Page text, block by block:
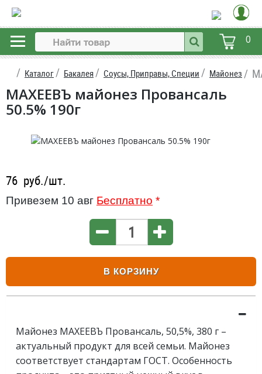
0
Каталог Бакалея Соусы, Приправы, Специи Майонез
МАХЕЕВЪ майонез Провансаль
50.5% 190г
76 руб./шт.
Привезем 10 авг Бесплатно *
В КОРЗИНУ
Майонез МАХЕЕВЪ Провансаль, 50,5%, 380 г –
актуальный продукт для всей семьи. Майонез
соответствует стандартам ГОСТ. Особенность